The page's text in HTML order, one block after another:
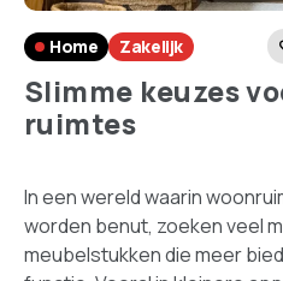
Home Zakelijk
Slimme keuzes
ruimtes
In een wereld waarin
worden benut, zoeken veel
meubelstukken die meer